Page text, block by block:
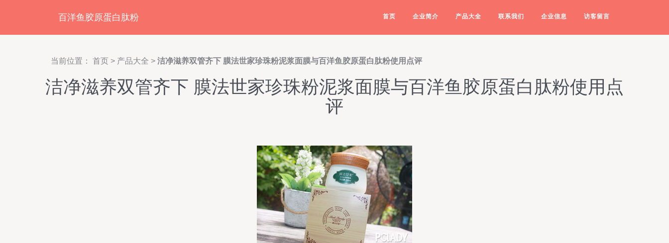
百洋鱼胶原蛋白肽粉 首页 企业简介 产品大全 联系我们 企业信息 访客留言
当前位置： 首页 > 产品大全 > 洁净滋养双管齐下 膜法世家珍珠粉泥浆面膜与百洋鱼胶原蛋白肽粉使用点评
洁净滋养双管齐下 膜法世家珍珠粉泥浆面膜与百洋鱼胶原蛋白肽粉使用点
评